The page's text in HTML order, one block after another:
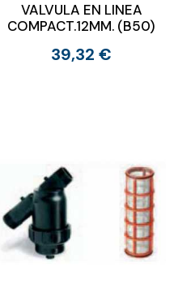
VALVULA EN LINEA
COMPACT.12MM. (B50)
39,32 €